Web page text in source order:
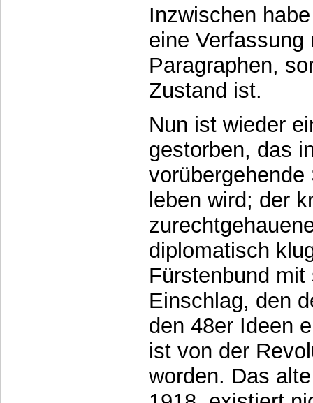
Inzwischen
eine
Paragraphen,
Zustand ist.
Nun ist wieder
gestorben, das
leben wird; der
diplomatisch
Fürstenbund
Einschlag, den
den 48er Ideen
ist von der
worden. Das